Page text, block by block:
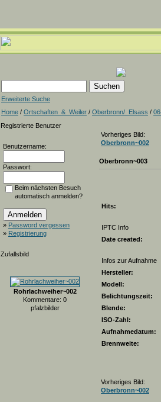
Erweiterte Suche
Home / Ortschaften_&_Weiler / Oberbronn/_Elsass /
Registrierte Benutzer
Benutzername:
Passwort:
Beim nächsten Besuch
automatisch anmelden?
» Password vergessen
» Registrierung
Zufallsbild
Rohrlachweiher~002
Kommentare: 0
pfalzbilder
Vorheriges Bild:
Oberbronn~002
Oberbronn~003
Hits:
IPTC Info
Date created:
Infos zur Aufnahme
Hersteller:
Modell:
Belichtungszeit:
Blende:
ISO-Zahl:
Aufnahmedatum:
Brennweite:
Vorheriges Bild:
Oberbronn~002